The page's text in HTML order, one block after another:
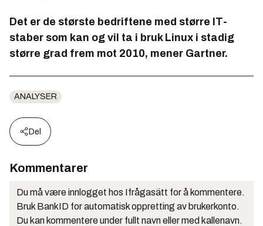
Det er de største bedriftene med større IT-
staber som kan og vil ta i bruk Linux i stadig
større grad frem mot 2010, mener Gartner.
ANALYSER
Del
Kommentarer
Du må være innlogget hos Ifrågasätt for å kommentere.
Bruk BankID for automatisk oppretting av brukerkonto.
Du kan kommentere under fullt navn eller med kallenavn.